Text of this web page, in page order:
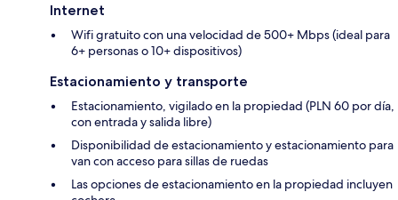
Internet
Wifi gratuito con una velocidad de 500+ Mbps (ideal para
6+ personas o 10+ dispositivos)
Estacionamiento y transporte
Estacionamiento, vigilado en la propiedad (PLN 60 por día,
con entrada y salida libre)
Disponibilidad de estacionamiento y estacionamiento para
van con acceso para sillas de ruedas
Las opciones de estacionamiento en la propiedad incluyen